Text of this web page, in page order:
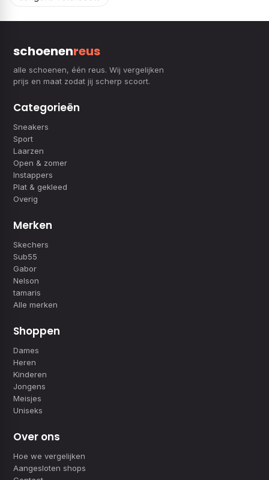
schoenenreus
alle schoenen, één reus. Wij vergelijken
prijs en maat zodat jij scherp scoort.
Categorieën
Sneakers
Sport
Laarzen
Open & zomer
Instappers
Plat & gekleed
Overig
Merken
Skechers
Sub55
Gabor
Nelson
tamaris
Alle merken
Shoppen
Dames
Heren
Kinderen
Jongens
Meisjes
Uniseks
Over ons
Hoe we vergelijken
Aangesloten shops